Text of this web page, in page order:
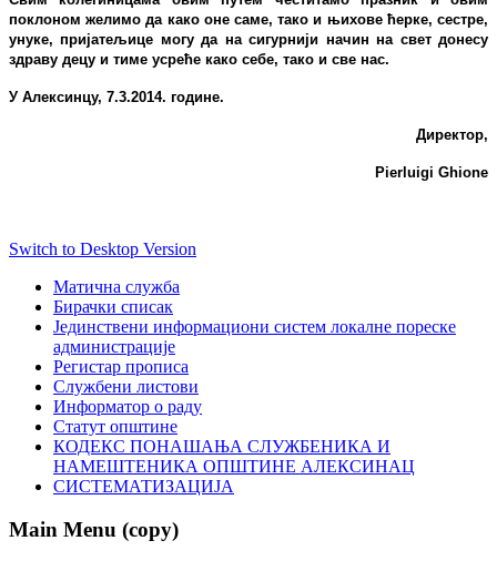
поклоном желимо да како оне саме, тако и њихове ћерке, сестре,
унуке, пријатељице могу да на сигурнији начин на свет донесу
здраву децу и тиме усреће како себе, тако и све нас.
У Алексинцу, 7.3.2014. године.
Директор,
Pierluigi Ghione
Switch to Desktop Version
Матична служба
Бирачки списак
Јединствени информациони систем локалне пореске
администрације
Регистар прописа
Службени листови
Информатор о раду
Статут општине
КОДЕКС ПОНАШАЊА СЛУЖБЕНИКА И
НАМЕШТЕНИКА ОПШТИНЕ АЛЕКСИНАЦ
СИСТЕМАТИЗАЦИЈА
Main Menu (copy)